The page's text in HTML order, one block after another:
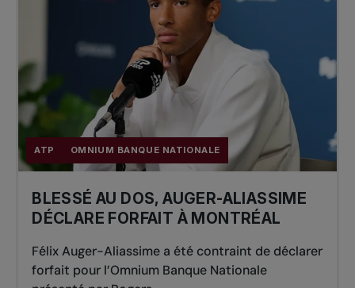
ATP OMNIUM BANQUE NATIONALE
BLESSÉ AU DOS, AUGER-ALIASSIME
DÉCLARE FORFAIT À MONTRÉAL
Félix Auger-Aliassime a été contraint de déclarer
forfait pour l’Omnium Banque Nationale